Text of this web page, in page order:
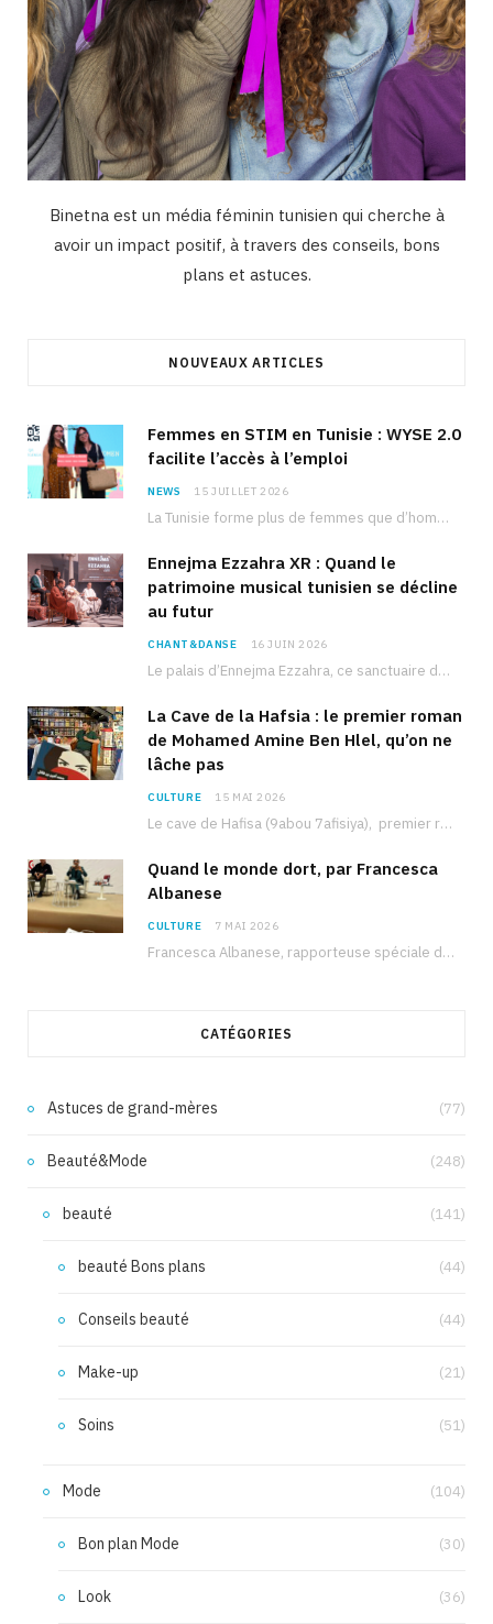
Binetna est un média féminin tunisien qui cherche à
avoir un impact positif, à travers des conseils, bons
plans et astuces.
NOUVEAUX ARTICLES
Femmes en STIM en Tunisie : WYSE 2.0
facilite l’accès à l’emploi
NEWS 15 JUILLET 2026
La Tunisie forme plus de femmes que d’hommes dans les filières scientifiques. Pourtant, pour beaucoup…
Ennejma Ezzahra XR : Quand le
patrimoine musical tunisien se décline
au futur
CHANT&DANSE 16 JUIN 2026
Le palais d’Ennejma Ezzahra, ce sanctuaire de la musique tunisienne et méditerranéenne construit par le…
La Cave de la Hafsia : le premier roman
de Mohamed Amine Ben Hlel, qu’on ne
lâche pas
CULTURE 15 MAI 2026
Le cave de Hafisa (9abou 7afisiya), premier roman du journaliste tunisien Mohamed Amine Ben Hlel,…
Quand le monde dort, par Francesca
Albanese
CULTURE 7 MAI 2026
Francesca Albanese, rapporteuse spéciale de l’ONU sur les territoires palestiniens occupés, était à Tunis pour…
CATÉGORIES
Astuces de grand-mères (77)
Beauté&Mode (248)
beauté (141)
beauté Bons plans (44)
Conseils beauté (44)
Make-up (21)
Soins (51)
Mode (104)
Bon plan Mode (30)
Look (36)